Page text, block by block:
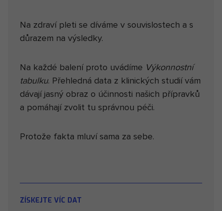
Na zdraví pleti se díváme v souvislostech a s
důrazem na výsledky.
Na každé balení proto uvádíme Výkonnostní
tabulku. Přehledná data z klinických studií vám
dávají jasný obraz o účinnosti našich přípravků
a pomáhají zvolit tu správnou péči.
Protože fakta mluví sama za sebe.
ZÍSKEJTE VÍC DAT